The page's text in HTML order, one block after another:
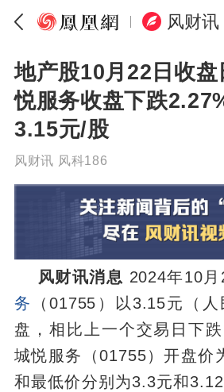
风财讯
地产股10月22日收
悦服务收盘下跌
3.15元/股
风财讯 风科186
风财讯消息 2024年10月
务
（01755）以3.15元（
盘，相比上一个交易日下
城悦服务（01755）开盘价
和最低价分别为3.3元和